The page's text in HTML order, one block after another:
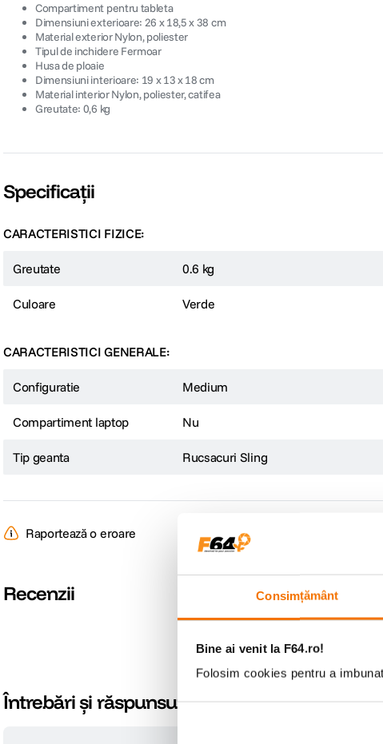
Consimțământ
Bine ai venit la F64.ro!
Folosim cookies pentru a
Compartiment pentru tableta
Dimensiuni exterioare: 26 x 18,5 x 38 cm
Material exterior Nylon, poliester
Tipul de inchidere Fermoar
Husa de ploaie
Dimensiuni interioare: 19 x 13 x 18 cm
Material interior Nylon, poliester, catifea
Greutate: 0,6 kg
Specificații
CARACTERISTICI FIZICE:
Greutate 0.6 kg
Culoare Verde
CARACTERISTICI GENERALE:
Configuratie Medium
Compartiment laptop Nu
Tip geanta Rucsacuri Sling
Raportează o eroare
Recenzii
Întrebări și răspunsuri